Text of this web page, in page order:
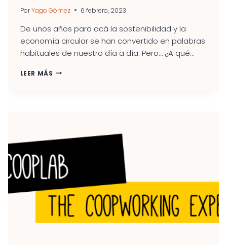
Por Yago Gómez 6 febrero, 2023
De unos años para acá la sostenibilidad y la
economía circular se han convertido en palabras
habituales de nuestro día a día. Pero… ¿A qué...
LEER MÁS SOSTENIBILIDAD,